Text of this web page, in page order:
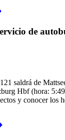
de
saldrá de
Hbf (hora:
y conocer los